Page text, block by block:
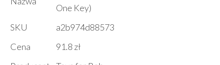
One Key)
SKU
a2b974d88573
Cena
91.8 zł